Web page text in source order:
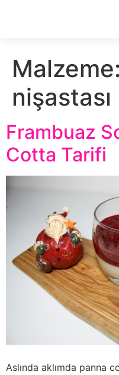
Malzeme:
nişastası
Frambuaz
Cotta Tarifi
Aslında aklımda panna